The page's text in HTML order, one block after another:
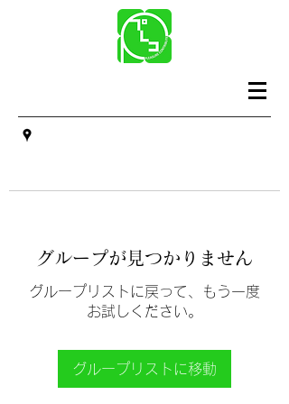
グループが見つかりません
グループリストに戻って、もう一度
お試しください。
グループリストに移動